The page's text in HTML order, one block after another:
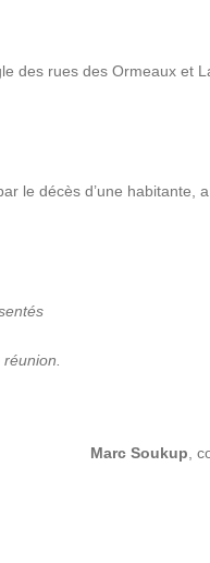
des rues des Ormeaux et
le décès d’une
Marc Soukup ,